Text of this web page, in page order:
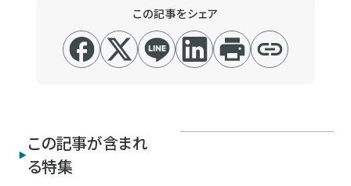
この記事をシェア
この記事が含まれ
る特集